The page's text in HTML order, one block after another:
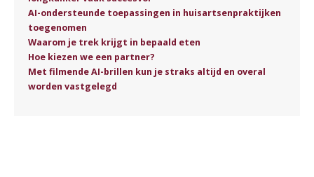
AI-ondersteunde toepassingen in huisartsenpraktijken
toegenomen
Waarom je trek krijgt in bepaald eten
Hoe kiezen we een partner?
Met filmende AI-brillen kun je straks altijd en overal
worden vastgelegd